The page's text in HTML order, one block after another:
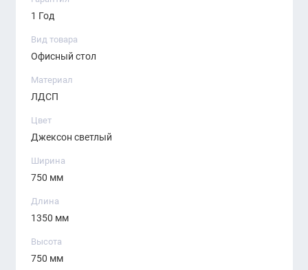
Металлические ножки с усилением
пространств
Характеристики:
Цвет:
1 Год
Вид товара
Офисный стол
Материал
ЛДСП
Цвет
Джексон светлый
Ширина
750 мм
Длина
1350 мм
Высота
750 мм